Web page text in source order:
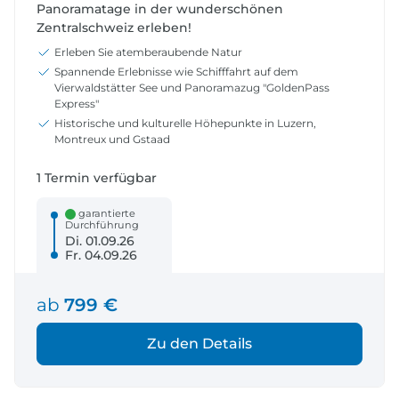
Panoramatage in der wunderschönen
Zentralschweiz erleben!
Erleben Sie atemberaubende Natur
Spannende Erlebnisse wie Schifffahrt auf dem
Vierwaldstätter See und Panoramazug "GoldenPass
Express"
Historische und kulturelle Höhepunkte in Luzern,
Montreux und Gstaad
garantierte
Durchführung
Di. 01.09.26
Fr. 04.09.26
1 Termin verfügbar
ab 799 €
Zu den Details